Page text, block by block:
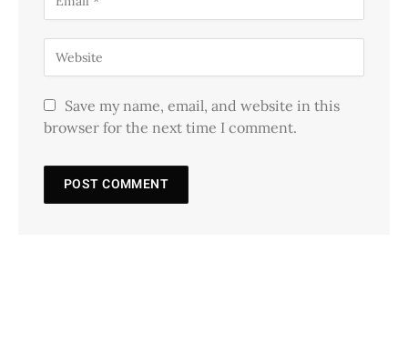
Save my name, email, and website in this
browser for the next time I comment.